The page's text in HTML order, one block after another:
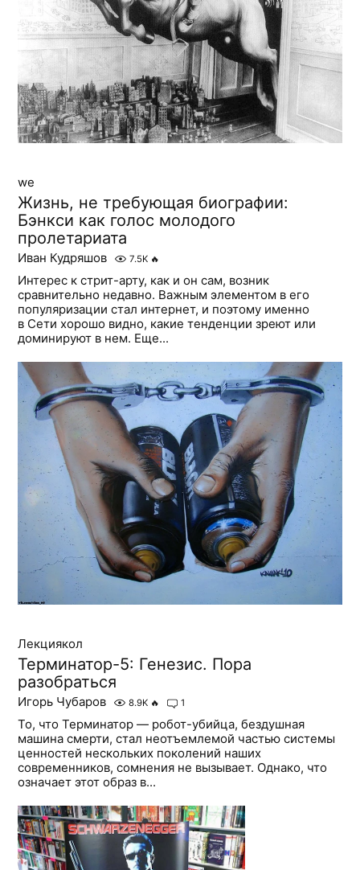
we
Жизнь, не требующая биографии:
Бэнкси как голос молодого
пролетариата
Иван Кудряшов 7.5K 🔥
Интерес к стрит-арту, как и он сам, возник
сравнительно недавно. Важным элементом в его
популяризации стал интернет, и поэтому именно
в Сети хорошо видно, какие тенденции зреют или
доминируют в нем. Еще...
Лекциякол
Терминатор-5: Генезис. Пора
разобраться
Игорь Чубаров 8.9K 🔥 1
То, что Терминатор — робот-убийца, бездушная
машина смерти, стал неотъемлемой частью системы
ценностей нескольких поколений наших
современников, сомнения не вызывает. Однако, что
означает этот образ в...